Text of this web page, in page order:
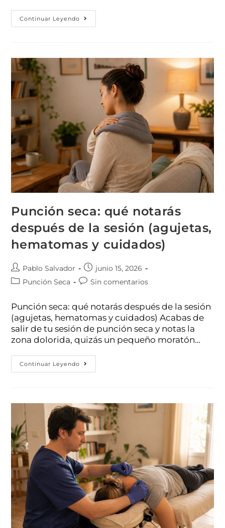
Continuar Leyendo
Punción seca: qué notarás
después de la sesión (agujetas,
hematomas y cuidados)
Pablo Salvador
junio 15, 2026
Punción Seca
Sin comentarios
Punción seca: qué notarás después de la sesión
(agujetas, hematomas y cuidados) Acabas de
salir de tu sesión de punción seca y notas la
zona dolorida, quizás un pequeño moratón…
Continuar Leyendo